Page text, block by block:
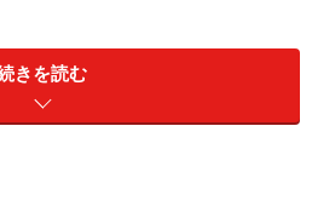
入したところ、
婦ふたりなのにどうしろと……。
きを読む